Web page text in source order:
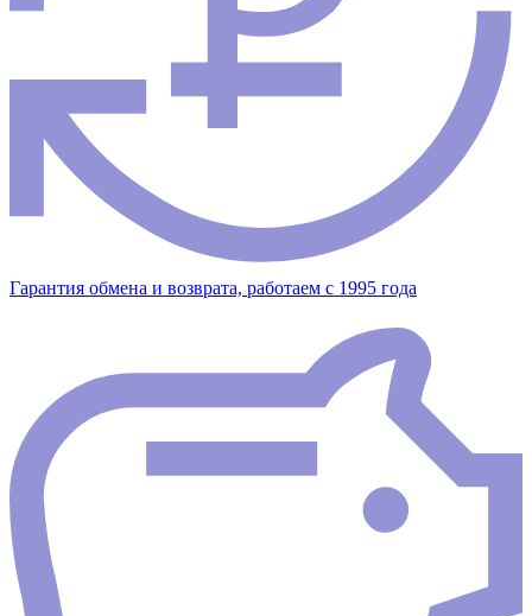
Гарантия обмена и возврата, работаем с 1995 года